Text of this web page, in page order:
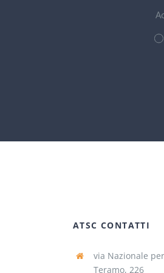
ATSC CONTATTI
via Nazionale per
Teramo, 226